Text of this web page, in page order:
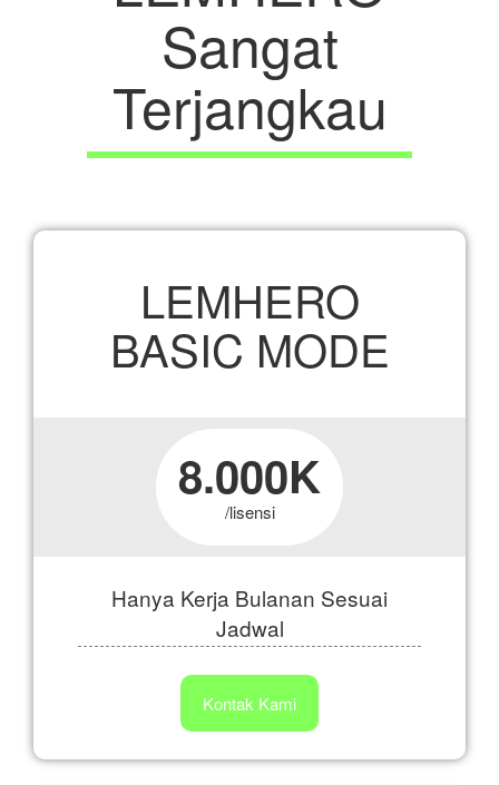
Sangat
Terjangkau
LEMHERO
BASIC MODE
8.000K
/lisensi
Hanya Kerja Bulanan Sesuai
Jadwal
Kontak Kami